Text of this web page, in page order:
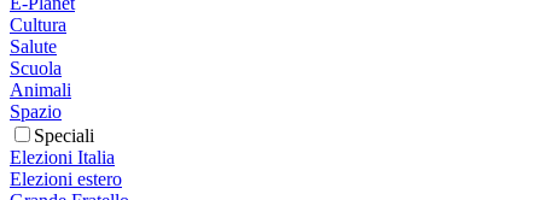
Cultura
Salute
Scuola
Animali
Spazio
Speciali
Elezioni Italia
Elezioni estero